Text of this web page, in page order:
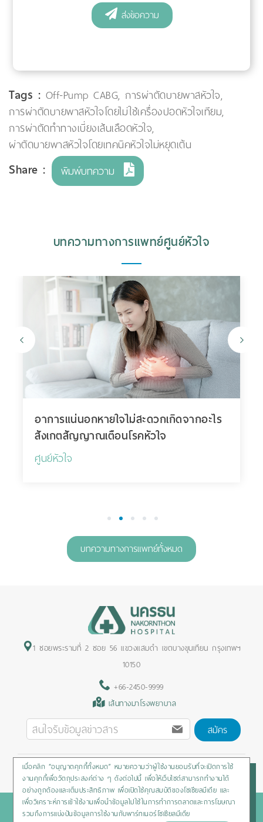
Tags : Off-Pump CABG, การผ่าตัดบายพาสหัวใจ,
การผ่าตัดบายพาสหัวใจโดยไม่ใช้เครื่องปอดหัวใจเทียม,
การผ่าตัดทำทางเบี่ยงเส้นเลือดหัวใจ,
ผ่าตัดบายพาสหัวใจโดยเทคนิคหัวใจไม่หยุดเต้น
Share : พิมพ์บทความ
บทความทางการแพทย์ศูนย์หัวใจ
อาการแน่นอกหายใจไม่สะดวกเกิดจากอะไร
สังเกตสัญญาณเตือนโรคหัวใจ
ศูนย์หัวใจ
1 2 3 4 5
บทความทางการแพทย์ทั้งหมด
1 ซอยพระรามที่ 2 ซอย 56 แขวงแสมดำ เขตบางขุนเทียน กรุงเทพฯ
10150
+66-2450-9999
เส้นทางมาโรงพยาบาล
สมัคร
Privacy Policy/Cookies Policy/Sitemap/สิทธิผู้ป่วย
Copyright © 2020 Nakornthon Hospital. All rights reserved
เมื่อคลิก “อนุญาตคุกกี้ทั้งหมด” หมายความว่าผู้ใช้งานยอมรับที่จะเปิดการใช้
งานคุกกี้เพื่อวัตถุประสงค์ต่าง ๆ ดังต่อไปนี้ เพื่อให้เว็บไซต์สามารถทำงานได้
อย่างถูกต้องและเต็มประสิทธิภาพ เพื่อเปิดใช้คุณสมบัติของโซเชียลมีเดีย และ
เพื่อวิเคราะห์การเข้าใช้งานเพื่อนำข้อมูลไปใช้ในการทำการตลาดและการโฆษณา
รวมถึงการแบ่งปันข้อมูลการใช้งานกับพาร์ทเนอร์โซเชียลมีเดีย